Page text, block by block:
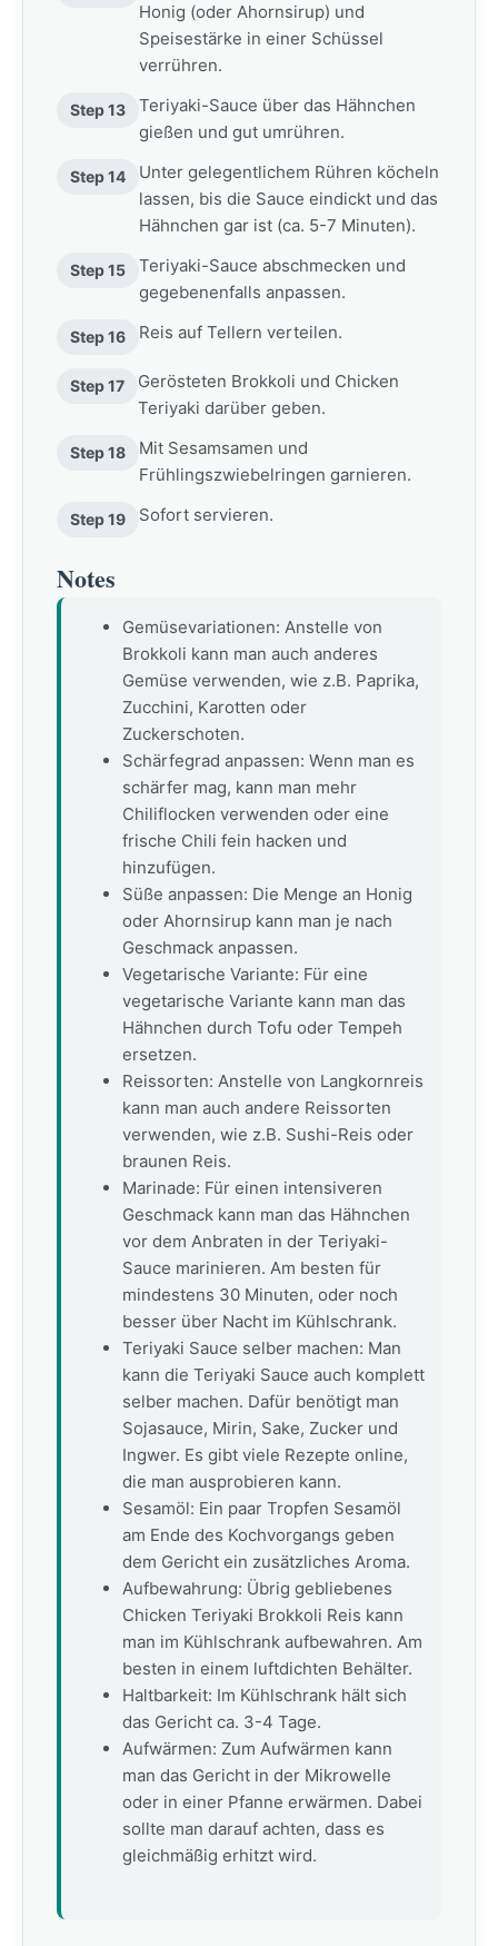
Honig (oder Ahornsirup) und
Speisestärke in einer Schüssel
verrühren.
Step 13
Teriyaki-Sauce über das Hähnchen
gießen und gut umrühren.
Step 14
Unter gelegentlichem Rühren köcheln
lassen, bis die Sauce eindickt und das
Hähnchen gar ist (ca. 5-7 Minuten).
Step 15
Teriyaki-Sauce abschmecken und
gegebenenfalls anpassen.
Step 16 Reis auf Tellern verteilen.
Step 17
Gerösteten Brokkoli und Chicken
Teriyaki darüber geben.
Step 18
Mit Sesamsamen und
Frühlingszwiebelringen garnieren.
Step 19 Sofort servieren.
Notes
Gemüsevariationen: Anstelle von
Brokkoli kann man auch anderes
Gemüse verwenden, wie z.B. Paprika,
Zucchini, Karotten oder
Zuckerschoten.
Schärfegrad anpassen: Wenn man es
schärfer mag, kann man mehr
Chiliflocken verwenden oder eine
frische Chili fein hacken und
hinzufügen.
Süße anpassen: Die Menge an Honig
oder Ahornsirup kann man je nach
Geschmack anpassen.
Vegetarische Variante: Für eine
vegetarische Variante kann man das
Hähnchen durch Tofu oder Tempeh
ersetzen.
Reissorten: Anstelle von Langkornreis
kann man auch andere Reissorten
verwenden, wie z.B. Sushi-Reis oder
braunen Reis.
Marinade: Für einen intensiveren
Geschmack kann man das Hähnchen
vor dem Anbraten in der Teriyaki-
Sauce marinieren. Am besten für
mindestens 30 Minuten, oder noch
besser über Nacht im Kühlschrank.
Teriyaki Sauce selber machen: Man
kann die Teriyaki Sauce auch komplett
selber machen. Dafür benötigt man
Sojasauce, Mirin, Sake, Zucker und
Ingwer. Es gibt viele Rezepte online,
die man ausprobieren kann.
Sesamöl: Ein paar Tropfen Sesamöl
am Ende des Kochvorgangs geben
dem Gericht ein zusätzliches Aroma.
Aufbewahrung: Übrig gebliebenes
Chicken Teriyaki Brokkoli Reis kann
man im Kühlschrank aufbewahren. Am
besten in einem luftdichten Behälter.
Haltbarkeit: Im Kühlschrank hält sich
das Gericht ca. 3-4 Tage.
Aufwärmen: Zum Aufwärmen kann
man das Gericht in der Mikrowelle
oder in einer Pfanne erwärmen. Dabei
sollte man darauf achten, dass es
gleichmäßig erhitzt wird.